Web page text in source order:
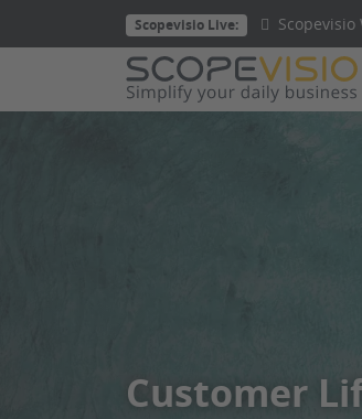
zum
Scopevisio Live:
Customer